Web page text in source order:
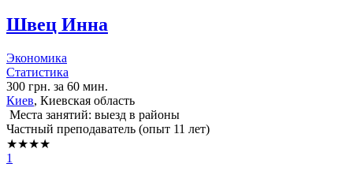
Швец Инна
Экономика
Статистика
300 грн. за 60 мин.
Киев, Киевская область
Места занятий: выезд в районы
Частный преподаватель (опыт 11 лет)
★★★★
1